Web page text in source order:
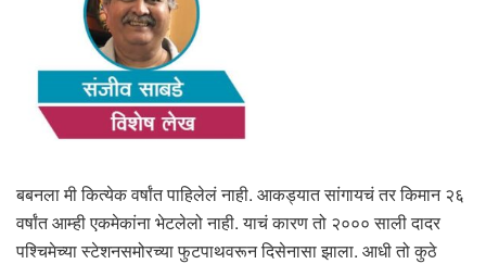
बबनला मी कित्येक वर्षांत पाहिलेलं नाही. आकड्यात सांगायचं तर किमान २६
वर्षांत आम्ही एकमेकांना भेटलेलो नाही. याचं कारण तो २००० साली दादर
पश्चिमेच्या स्टेशनसमोरच्या फुटपाथवरून दिसेनासा झाला. आधी तो कुठे